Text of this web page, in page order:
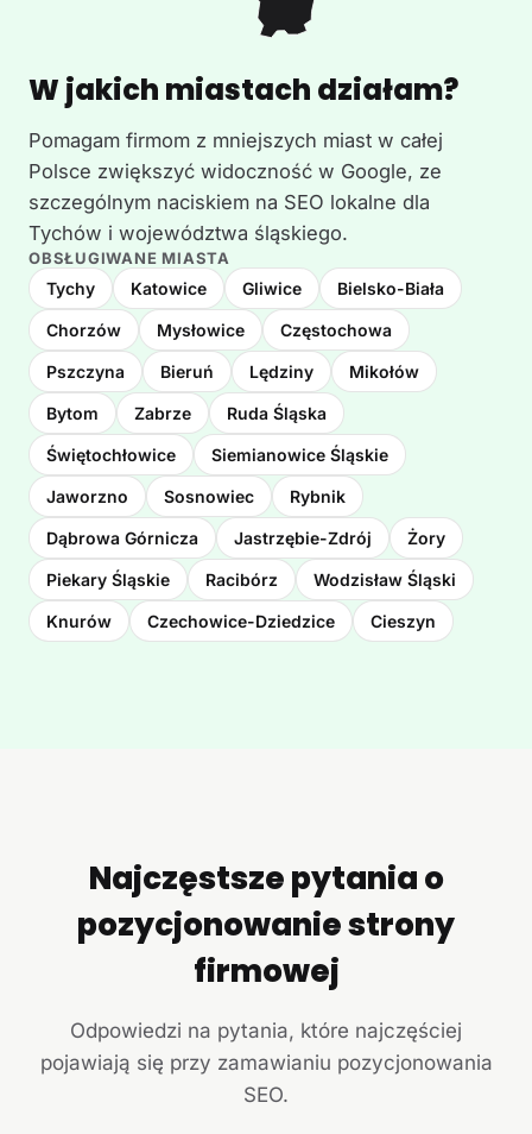
W jakich miastach działam?
Pomagam firmom z mniejszych miast w całej
Polsce zwiększyć widoczność w Google, ze
szczególnym naciskiem na SEO lokalne dla
Tychów i województwa śląskiego.
OBSŁUGIWANE MIASTA
Tychy Katowice Gliwice Bielsko-Biała
Chorzów Mysłowice Częstochowa
Pszczyna Bieruń Lędziny Mikołów
Bytom Zabrze Ruda Śląska
Świętochłowice Siemianowice Śląskie
Jaworzno Sosnowiec Rybnik
Dąbrowa Górnicza Jastrzębie-Zdrój Żory
Piekary Śląskie Racibórz Wodzisław Śląski
Knurów Czechowice-Dziedzice Cieszyn
Najczęstsze pytania o
pozycjonowanie strony
firmowej
Odpowiedzi na pytania, które najczęściej
pojawiają się przy zamawianiu pozycjonowania
SEO.